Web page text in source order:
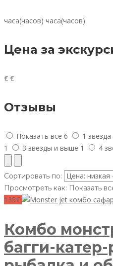
часа(часов) часа(часов)
Цена за
€ €
Отзывы
Показать все 6 1
1
3 звезды и выше 1 4
Сортировать по:
Просмотреть как: Показать
135€
Комбо
багги-